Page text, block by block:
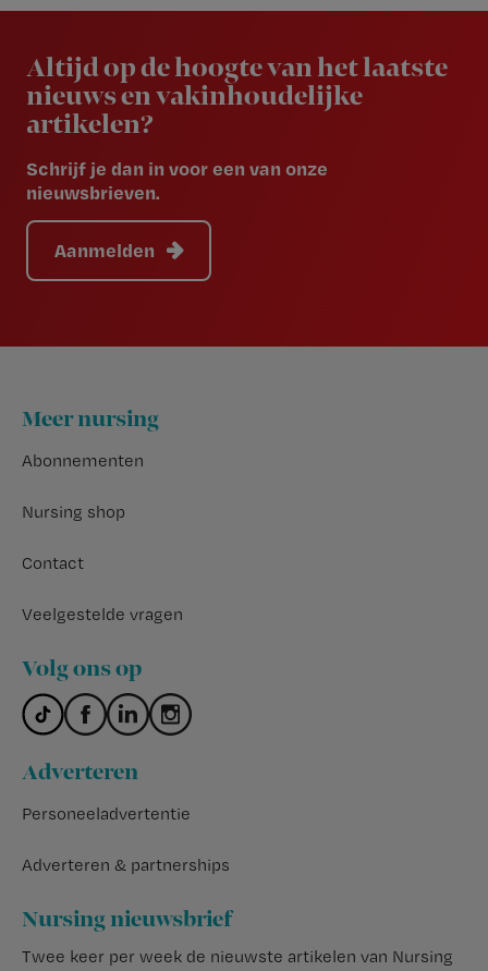
Altijd op de hoogte van het laatste
nieuws en vakinhoudelijke
artikelen?
Schrijf je dan in voor een van onze
nieuwsbrieven.
Aanmelden
Footer
Meer nursing
Abonnementen
Nursing shop
Contact
Veelgestelde vragen
Volg ons op
Adverteren
Personeeladvertentie
Adverteren & partnerships
Nursing nieuwsbrief
Twee keer per week de nieuwste artikelen van Nursing